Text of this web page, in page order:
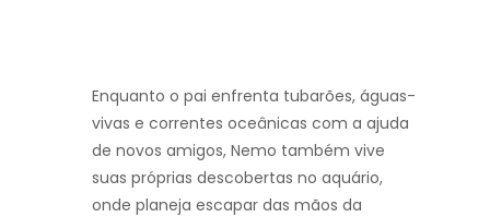
Enquanto o pai enfrenta tubarões, águas-
vivas e correntes oceânicas com a ajuda
de novos amigos, Nemo também vive
suas próprias descobertas no aquário,
onde planeja escapar das mãos da